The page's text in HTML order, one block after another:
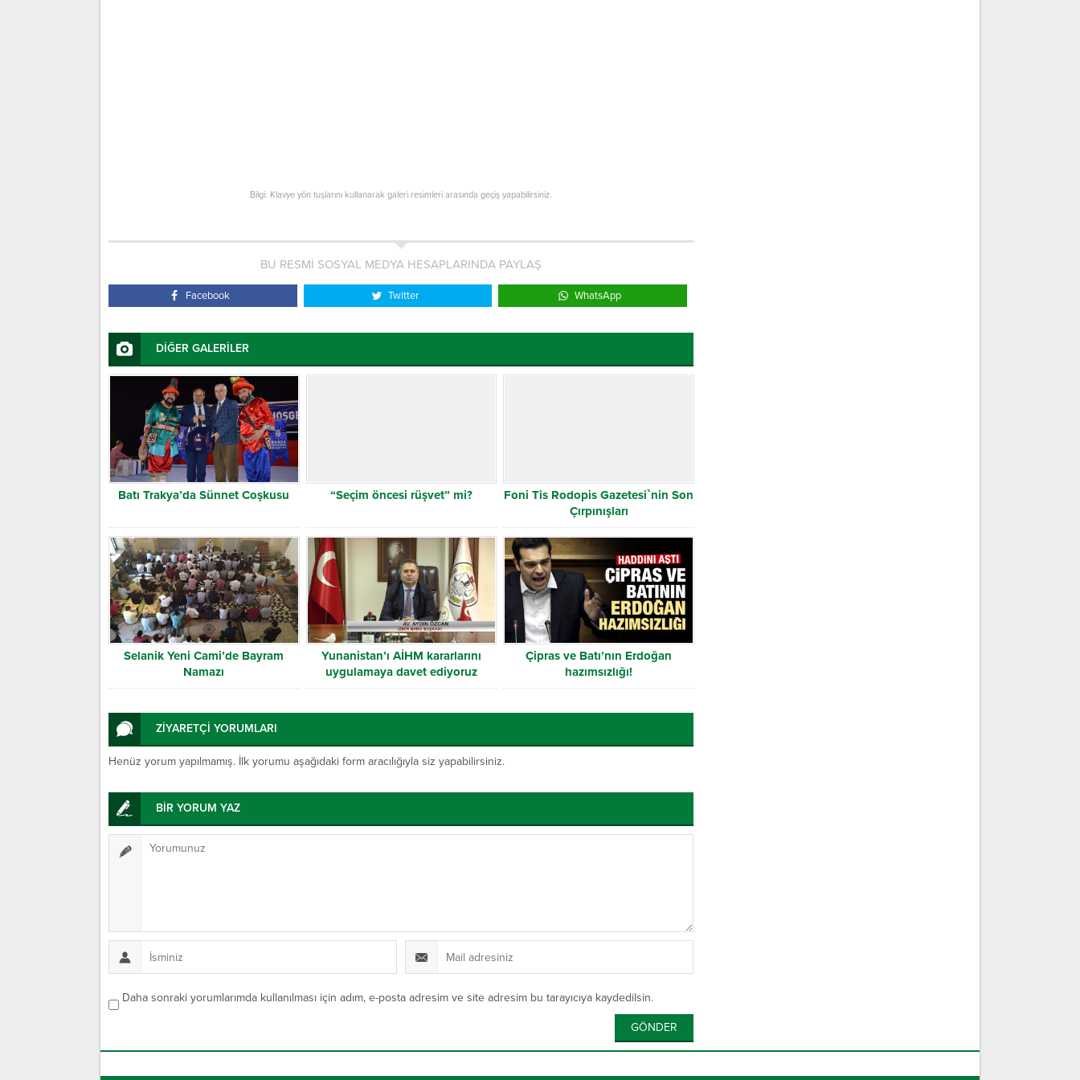
Bilgi: Klavye yön tuşlarını kullanarak galeri resimleri arasında geçiş yapabilirsiniz.
BU RESMİ SOSYAL MEDYA HESAPLARINDA PAYLAŞ
Facebook Twitter WhatsApp
DİĞER GALERİLER
Batı Trakya’da Sünnet Coşkusu “Seçim öncesi rüşvet” mi?
Foni Tis Rodopis Gazetesi`nin Son
Çırpınışları
Selanik Yeni Cami’de Bayram
Namazı
Yunanistan’ı AİHM kararlarını
uygulamaya davet ediyoruz
Çipras ve Batı’nın Erdoğan
hazımsızlığı!
ZİYARETÇİ YORUMLARI
Henüz yorum yapılmamış. İlk yorumu aşağıdaki form aracılığıyla siz yapabilirsiniz.
BİR YORUM YAZ
Daha sonraki yorumlarımda kullanılması için adım, e-posta adresim ve site adresim bu tarayıcıya kaydedilsin.